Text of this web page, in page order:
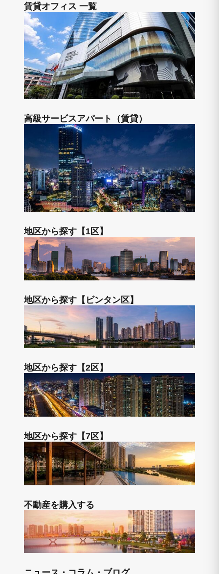
賃貸オフィス 一覧
高級サービスアパート（賃貸）
地区から探す【1区】
地区から探す【ビンタン区】
地区から探す【2区】
地区から探す【7区】
不動産を購入する